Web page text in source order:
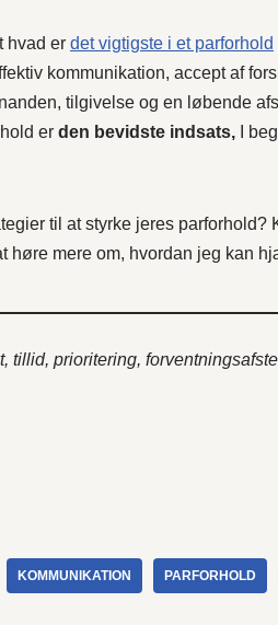
hvad er det vigtigste i et parforhold
kommunikation, accept af
tilgivelse og en løbende
er den bevidste indsats, I
til at styrke jeres parforhold?
høre mere om, hvordan jeg kan
tillid, prioritering,
KOMMUNIKATION PARFORHOLD